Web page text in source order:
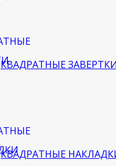
КВАДРАТНЫЕ
КВАДРАТНЫЕ